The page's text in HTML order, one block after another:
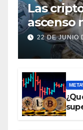
Las
ascenso
con un
22 DE JUNIO